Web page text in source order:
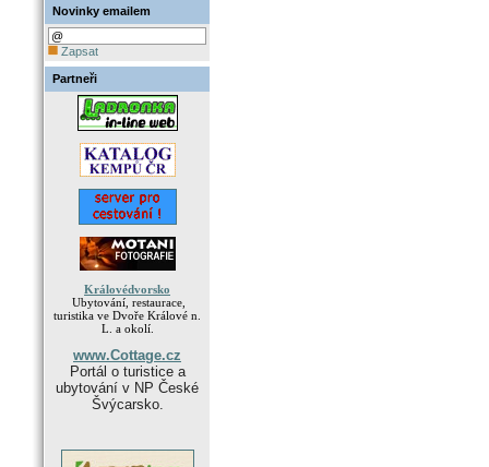
Novinky emailem
Zapsat
Partneři
Královédvorsko
Ubytování, restaurace,
turistika ve Dvoře Králové n.
L. a okolí.
www.Cottage.cz
Portál o turistice a
ubytování v NP České
Švýcarsko.